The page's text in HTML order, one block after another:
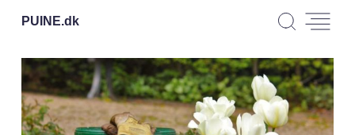
PUINE.dk